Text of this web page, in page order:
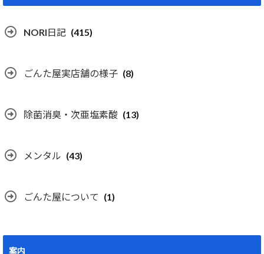
NORI日記 (415)
ごんた屋実店舗の様子 (8)
除菌消臭・次亜塩素酸 (13)
メンタル (43)
ごんた屋について (1)
案内